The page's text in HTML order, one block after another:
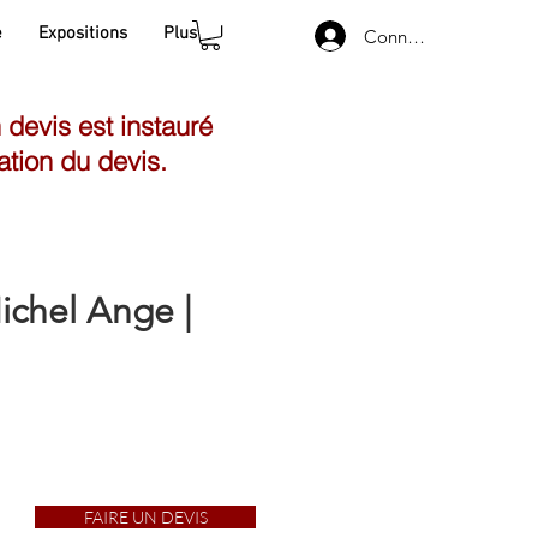
Expositions Plus Connexion
Ange |
est instauré
du devis.
FAIRE UN DEVIS